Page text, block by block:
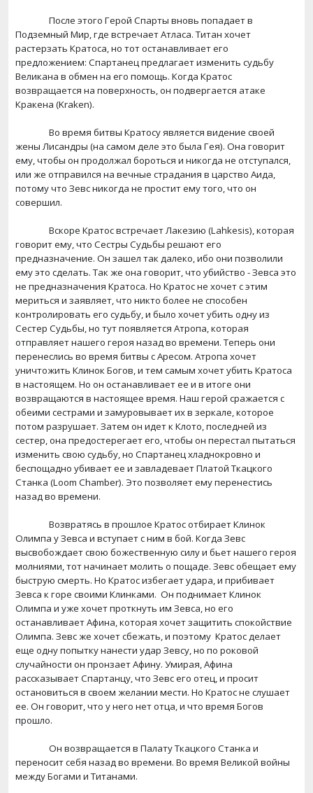
После этого Герой Спарты вновь попадает в
Подземный Мир, где встречает Атласа. Титан хочет
растерзать Кратоса, но тот останавливает его
предложением: Спартанец предлагает изменить судьбу
Великана в обмен на его помощь. Когда Кратос
возвращается на поверхность, он подвергается атаке
Кракена (Kraken).
Во время битвы Кратосу является видение своей
жены Лисандры (на самом деле это была Гея). Она говорит
ему, чтобы он продолжал бороться и никогда не отступался,
или же отправился на вечные страдания в царство Аида,
потому что Зевс никогда не простит ему того, что он
совершил.
Вскоре Кратос встречает Лакезию (Lahkesis), которая
говорит ему, что Сестры Судьбы решают его
предназначение. Он зашел так далеко, ибо они позволили
ему это сделать. Так же она говорит, что убийство - Зевса это
не предназначения Кратоса. Но Кратос не хочет с этим
мериться и заявляет, что никто более не способен
контролировать его судьбу, и было хочет убить одну из
Сестер Судьбы, но тут появляется Атропа, которая
отправляет нашего героя назад во времени. Теперь они
перенеслись во время битвы с Аресом. Атропа хочет
уничтожить Клинок Богов, и тем самым хочет убить Кратоса
в настоящем. Но он останавливает ее и в итоге они
возвращаются в настоящее время. Наш герой сражается с
обеими сестрами и замуровывает их в зеркале, которое
потом разрушает. Затем он идет к Клото, последней из
сестер, она предостерегает его, чтобы он перестал пытаться
изменить свою судьбу, но Спартанец хладнокровно и
беспощадно убивает ее и завладевает Платой Ткацкого
Станка (Loom Chamber). Это позволяет ему перенестись
назад во времени.
Возвратясь в прошлое Кратос отбирает Клинок
Олимпа у Зевса и вступает с ним в бой. Когда Зевс
высвобождает свою божественную силу и бьет нашего героя
молниями, тот начинает молить о пощаде. Зевс обещает ему
быструю смерть. Но Кратос избегает удара, и прибивает
Зевса к горе своими Клинками. Он поднимает Клинок
Олимпа и уже хочет проткнуть им Зевса, но его
останавливает Афина, которая хочет защитить спокойствие
Олимпа. Зевс же хочет сбежать, и поэтому Кратос делает
еще одну попытку нанести удар Зевсу, но по роковой
случайности он пронзает Афину. Умирая, Афина
рассказывает Спартанцу, что Зевс его отец, и просит
остановиться в своем желании мести. Но Кратос не слушает
ее. Он говорит, что у него нет отца, и что время Богов
прошло.
Он возвращается в Палату Ткацкого Станка и
переносит себя назад во времени. Во время Великой войны
между Богами и Титанами.